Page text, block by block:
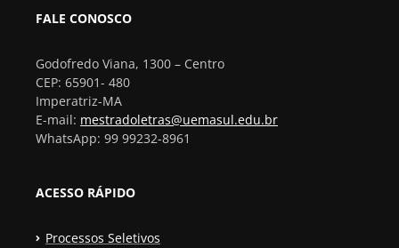
FALE CONOSCO
Godofredo Viana, 1300 – Centro
CEP: 65901- 480
Imperatriz-MA
E-mail: mestradoletras@uemasul.edu.br
WhatsApp: 99 99232-8961
ACESSO RÁPIDO
Processos Seletivos